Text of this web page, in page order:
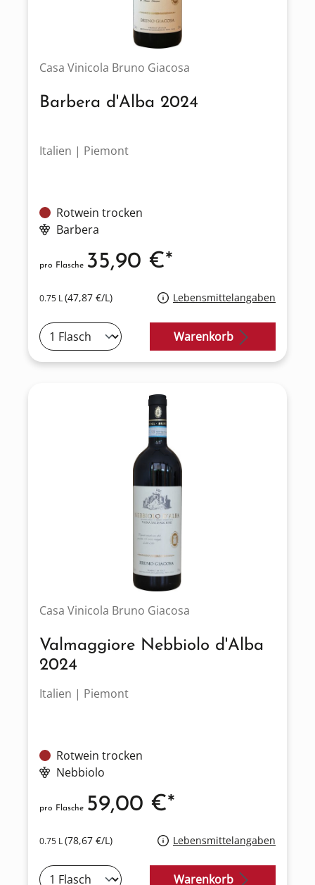
Casa Vinicola Bruno Giacosa
Barbera d'Alba 2024
Italien | Piemont
Rotwein trocken
Barbera
0.75 L(47,87 €/L) Lebensmittelangaben
pro Flasche 35,90 €*
Warenkorb
Casa Vinicola Bruno Giacosa
Valmaggiore Nebbiolo d'Alba
2024
Italien | Piemont
Rotwein trocken
Nebbiolo
0.75 L(78,67 €/L) Lebensmittelangaben
pro Flasche 59,00 €*
Warenkorb